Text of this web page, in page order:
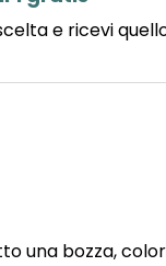
e ricevi
una bozza,